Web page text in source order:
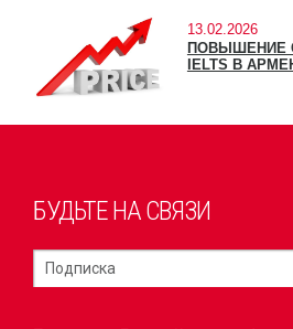
13.02.2026
ПОВЫШЕНИЕ
IELTS В
БУДЬТЕ НА СВЯЗИ